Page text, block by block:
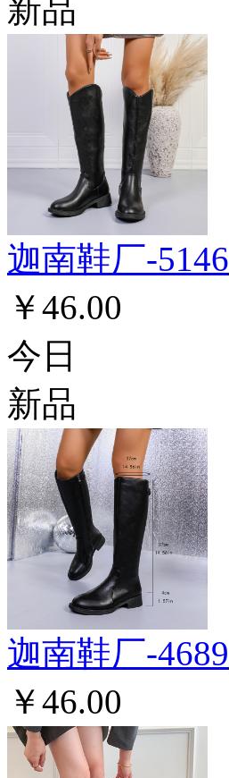
新品
迦南鞋厂-5146
￥46.00
今日
新品
迦南鞋厂-4689
￥46.00